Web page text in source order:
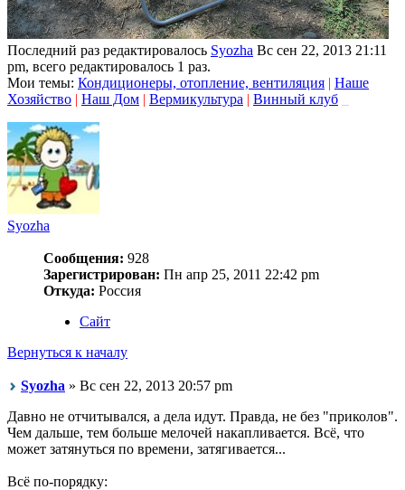
Последний раз редактировалось Syozha Вс сен 22, 2013 21:11
pm, всего редактировалось 1 раз.
Мои темы: Кондиционеры, отопление, вентиляция | Наше
Хозяйство | Наш Дом | Вермикультура | Винный клуб
Syozha
Сообщения: 928
Зарегистрирован: Пн апр 25, 2011 22:42 pm
Откуда: Россия
Сайт
Вернуться к началу
Syozha » Вс сен 22, 2013 20:57 pm
Давно не отчитывался, а дела идут. Правда, не без "приколов".
Чем дальше, тем больше мелочей накапливается. Всё, что
может затянуться по времени, затягивается...
Всё по-порядку: